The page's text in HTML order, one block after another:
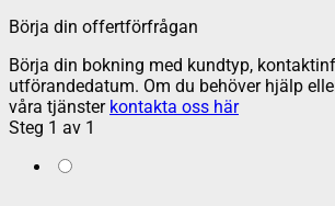
Börja din offertförfrågan
Börja din bokning med kundtyp,
utförandedatum. Om du behöver hjälp
våra tjänster kontakta oss här
Steg 1 av 1